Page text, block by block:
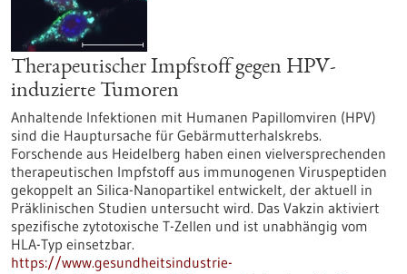
Therapeutischer Impfstoff gegen HPV-
induzierte Tumoren
Anhaltende Infektionen mit Humanen Papillomviren (HPV)
sind die Hauptursache für Gebärmutterhalskrebs.
Forschende aus Heidelberg haben einen vielversprechenden
therapeutischen Impfstoff aus immunogenen Viruspeptiden
gekoppelt an Silica-Nanopartikel entwickelt, der aktuell in
Präklinischen Studien untersucht wird. Das Vakzin aktiviert
spezifische zytotoxische T-Zellen und ist unabhängig vom
HLA-Typ einsetzbar.
https://www.gesundheitsindustrie-